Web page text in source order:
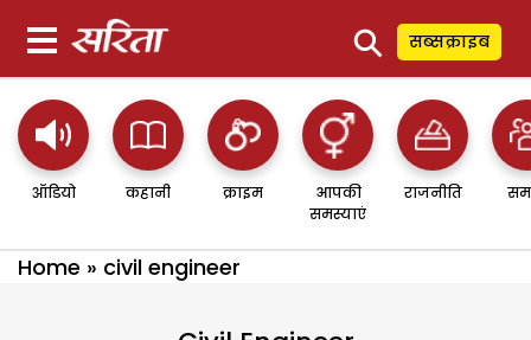
⚲ सब्सक्राइब
ऑडियो कहानी क्राइम
आपकी
समस्याएं
राजनीति
Home » civil engineer